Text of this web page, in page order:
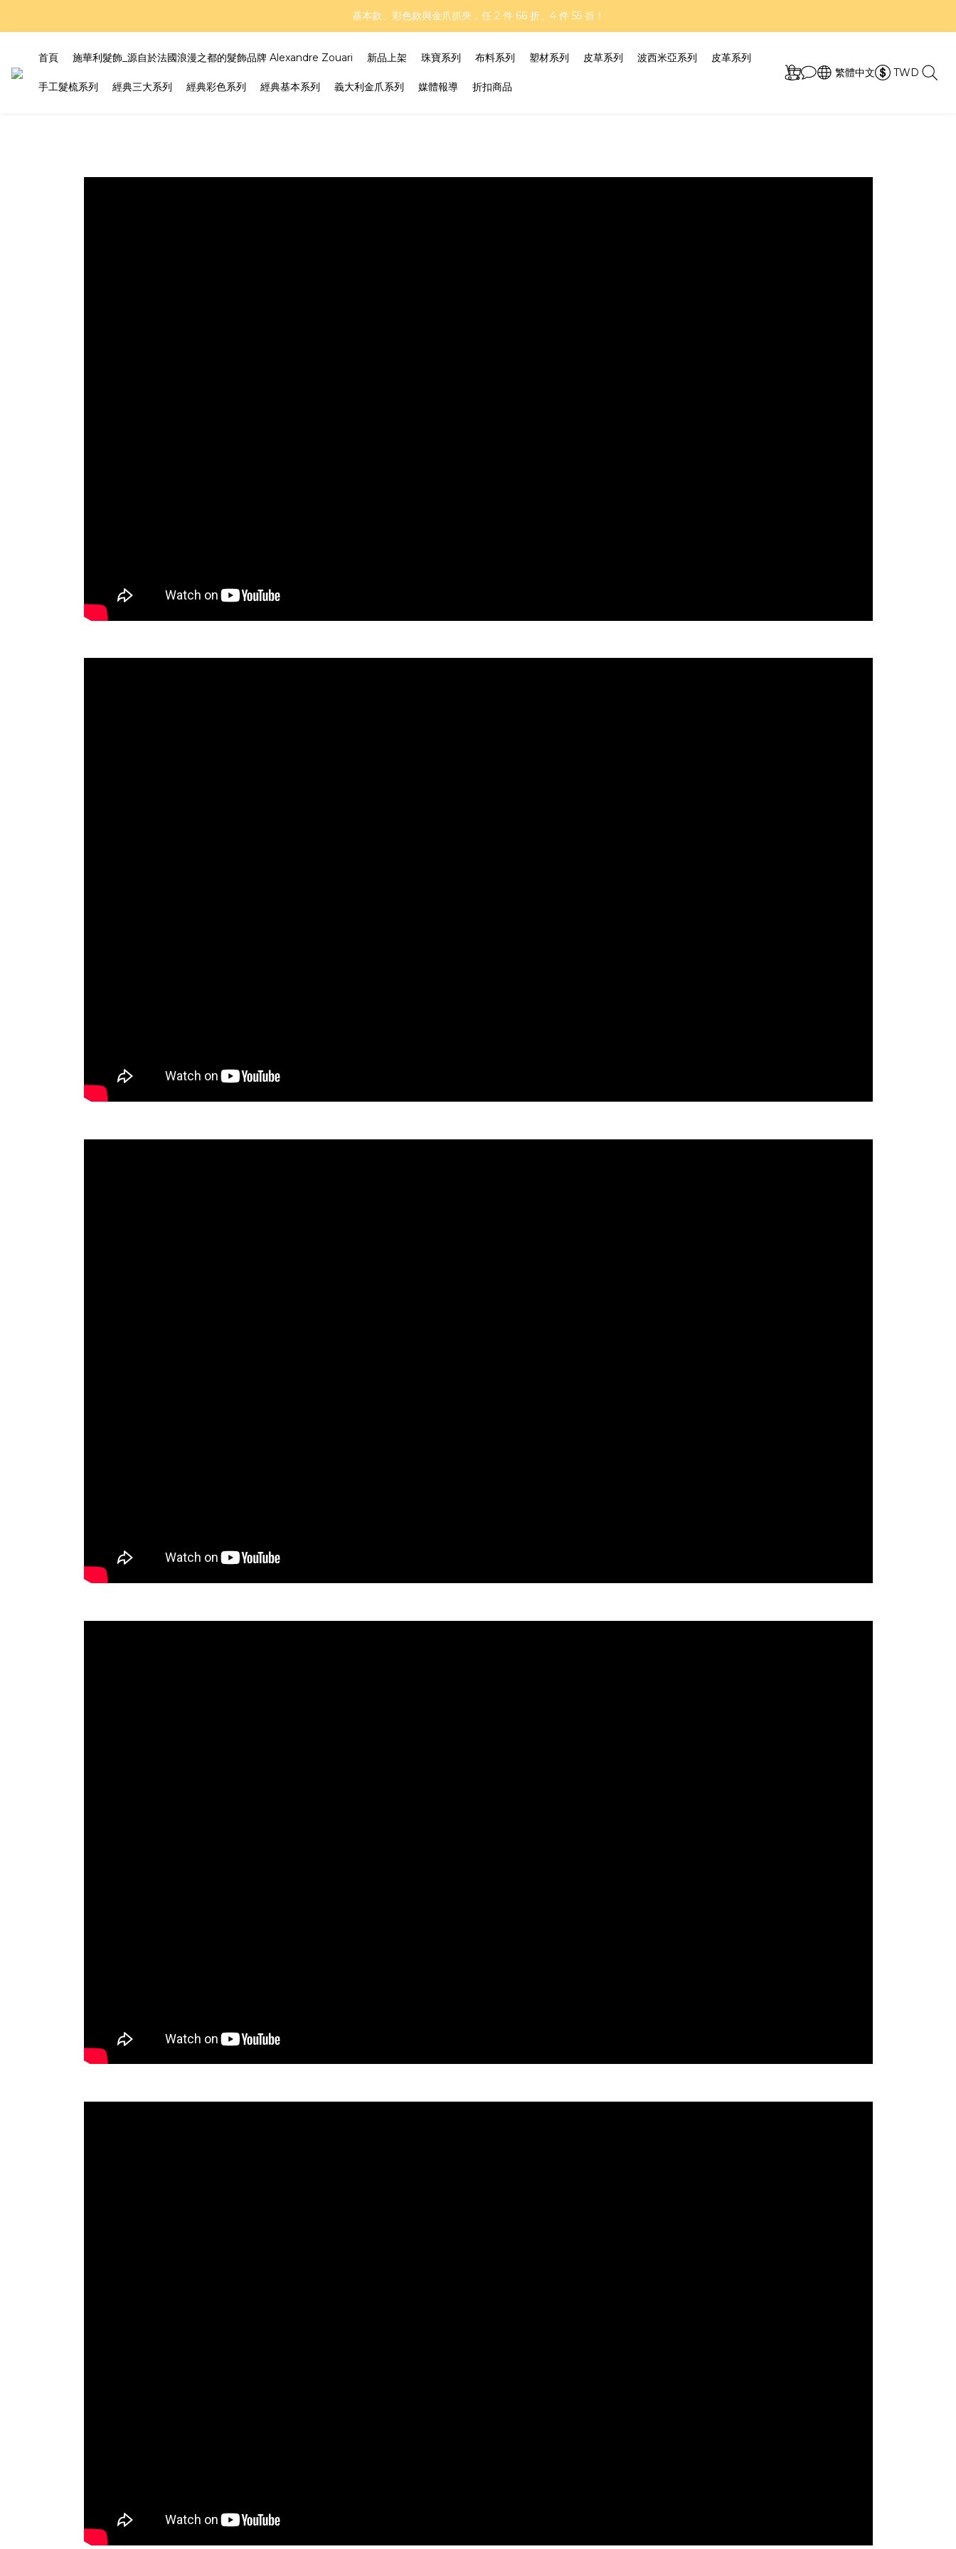
好評再延長！夏日年中慶 part II｜正價商品 8 折，滿三件享75折，滿五件享7折！
基本款、彩色款與金爪抓夾，任 2 件 66 折、4 件 55 折！
首頁 施華利髮飾_源自於法國浪漫之都的髮飾品牌 Alexandre Zouari 新品上架 珠寶系列 布料系列 塑材系列 皮草系列 波西米亞系列 皮革系列
手工髮梳系列 經典三大系列 經典彩色系列 經典基本系列 義大利金爪系列 媒體報導 折扣商品
繁體中文 TWD